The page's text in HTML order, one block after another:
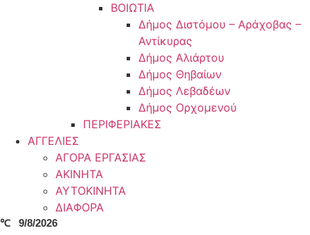
ΒΟΙΩΤΙΑ
Δήμος Διστόμου – Αράχοβας –
Αντίκυρας
Δήμος Αλιάρτου
Δήμος Θηβαίων
Δήμος Λεβαδέων
Δήμος Ορχομενού
ΠΕΡΙΦΕΡΙΑΚΕΣ
ΑΓΓΕΛΙΕΣ
ΑΓΟΡΑ ΕΡΓΑΣΙΑΣ
ΑΚΙΝΗΤΑ
ΑΥΤΟΚΙΝΗΤΑ
ΔΙΑΦΟΡΑ
℃ 9/8/2026